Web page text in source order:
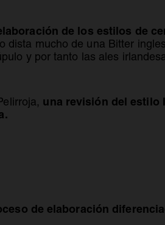
de los estilos de
dista mucho de una Bitter
y por tanto las ales
una revisión del estilo
de elaboración